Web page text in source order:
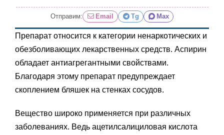
Отправим: Email Tg Max
Препарат относится к категории ненаркотических и
обезболивающих лекарственных средств. Аспирин
обладает антиагрегантными свойствами.
Благодаря этому препарат предупреждает
скоплением бляшек на стенках сосудов.
Вещество широко применяется при различных
заболеваниях. Ведь ацетилсалициловая кислота